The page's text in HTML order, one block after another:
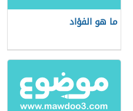
ما هو الفؤاد